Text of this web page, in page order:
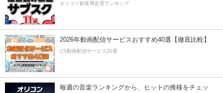
オリコン顧客満足度ランキング
2026年動画配信サービスおすすめ40選【徹底比較】
CS動画配信サービス20選
毎週の音楽ランキングから、ヒットの推移をチェッ